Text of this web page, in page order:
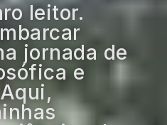
leitor.
jornada de
e